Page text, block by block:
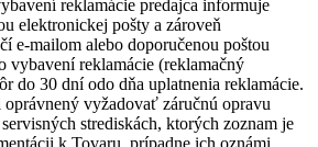
reklamácie predajca informuje
elektronickej pošty a zároveň
e-mailom alebo doporučenou poštou
vybavení reklamácie (reklamačný
do 30 dní odo dňa uplatnenia reklamácie.
vyžadovať záručnú opravu
strediskách, ktorých zoznam je
k Tovaru, prípadne ich oznámi